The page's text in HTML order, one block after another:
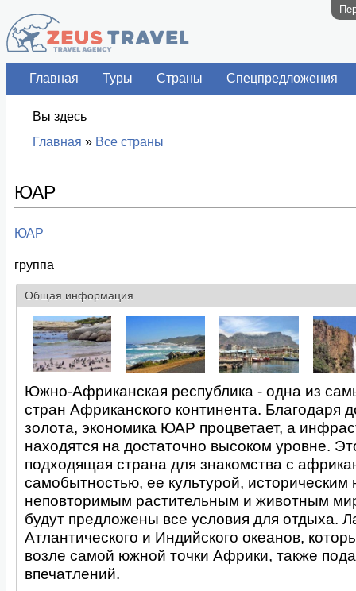
Главная Туры Страны Спецпредложения
Вы здесь
Главная » Все страны
ЮАР
ЮАР
группа
Общая информация
Южно-Африканская республика - одна из
стран Африканского континента. Благодаря
золота, экономика ЮАР процветает, а
находятся на достаточно высоком уровне.
подходящая страна для знакомства с
самобытностью, ее культурой, историческим
неповторимым растительным и животным
будут предложены все условия для отдыха.
Атлантического и Индийского океанов,
возле самой южной точки Африки, также
впечатлений.